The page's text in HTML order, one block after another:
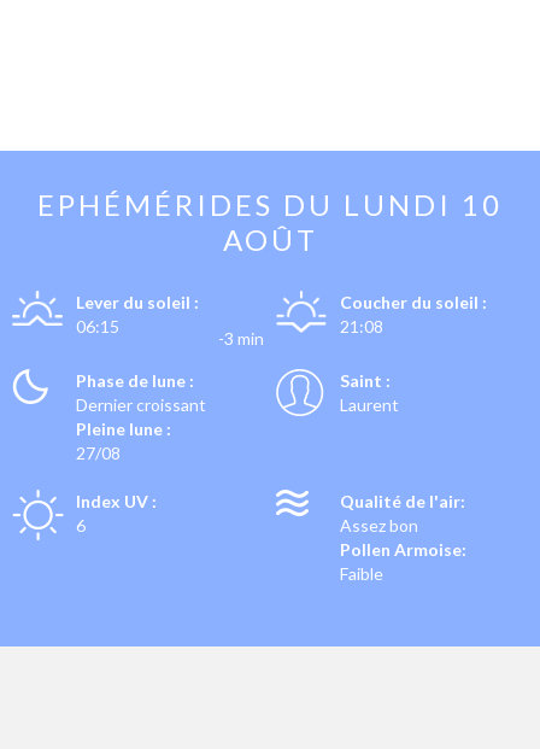
EPHÉMÉRIDES DU LUNDI 10
AOÛT
Lever du soleil :
06:15
-3 min
Coucher du soleil :
21:08
Phase de lune :
Dernier croissant
Pleine lune :
27/08
Saint :
Laurent
Index UV :
6
Qualité de l'air:
Assez bon
Pollen Armoise:
Faible